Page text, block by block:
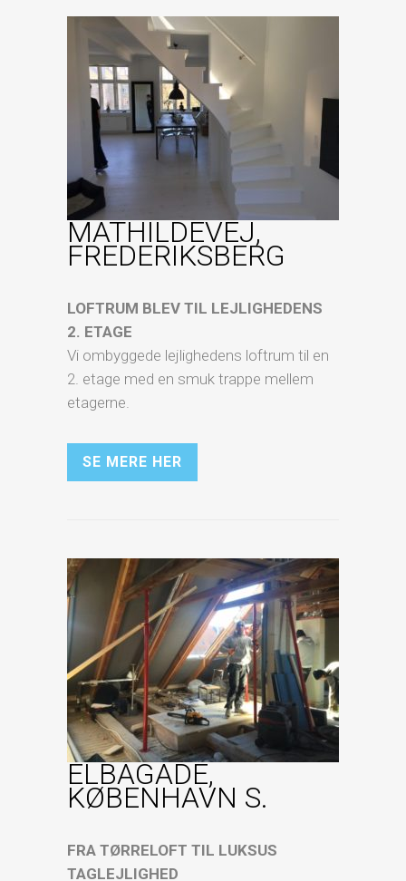
MATHILDEVEJ,
FREDERIKSBERG
LOFTRUM BLEV TIL LEJLIGHEDENS
2. ETAGE
Vi ombyggede lejlighedens loftrum til en
2. etage med en smuk trappe mellem
etagerne.
SE MERE HER
ELBAGADE,
KØBENHAVN S.
FRA TØRRELOFT TIL LUKSUS
TAGLEJLIGHED